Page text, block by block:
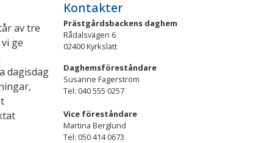
av tre
ge
dagisdag
Kontakter
Prästgårdsbackens daghem
Rådalsvägen 6
02400 Kyrkslätt
Daghemsföreståndare
Susanne Fagerström
Tel: 040 555 0257
Vice föreståndare
Martina Berglund
Tel: 050 414 0673